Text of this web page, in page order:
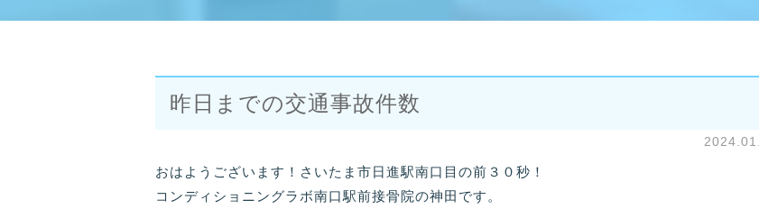
昨日までの交通事故件数
おはようございます！さいたま市日進駅南口目の前３０秒！
コンディショニングラボ南口駅前接骨院の神田です。